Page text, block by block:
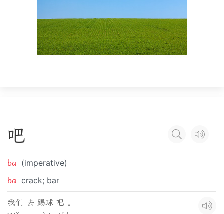
吧
ba (imperative)
bā crack; bar
我们 去 踢球 吧 。